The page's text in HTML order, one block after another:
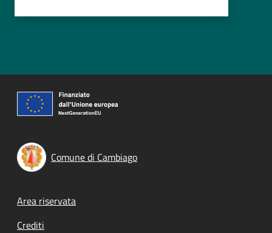
Comune di Cambiago
Footer menu
Area riservata
Crediti